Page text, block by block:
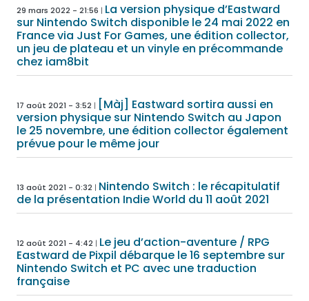
29 mars 2022 - 21:56
La version physique d’Eastward
sur Nintendo Switch disponible le 24 mai 2022 en
France via Just For Games, une édition collector,
un jeu de plateau et un vinyle en précommande
chez iam8bit
17 août 2021 - 3:52
[Màj] Eastward sortira aussi en
version physique sur Nintendo Switch au Japon
le 25 novembre, une édition collector également
prévue pour le même jour
13 août 2021 - 0:32
Nintendo Switch : le récapitulatif
de la présentation Indie World du 11 août 2021
12 août 2021 - 4:42
Le jeu d’action-aventure / RPG
Eastward de Pixpil débarque le 16 septembre sur
Nintendo Switch et PC avec une traduction
française